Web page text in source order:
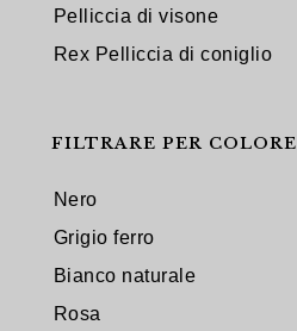
Pelliccia di visone
Rex Pelliccia di coniglio
FILTRARE PER COLORE
Nero
Grigio ferro
Bianco naturale
Rosa